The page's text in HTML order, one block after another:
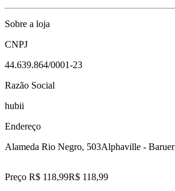
Sobre a loja
CNPJ
44.639.864/0001-23
Razão Social
hubii
Endereço
Alameda Rio Negro, 503Alphaville -
Preço R$ 118,99R$ 118,99